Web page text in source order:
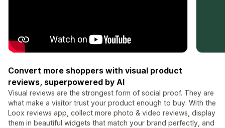
Convert more shoppers with visual product
reviews, superpowered by AI
Visual reviews are the strongest form of social proof. They are
what make a visitor trust your product enough to buy. With the
Loox reviews app, collect more photo & video reviews, display
them in beautiful widgets that match your brand perfectly, and